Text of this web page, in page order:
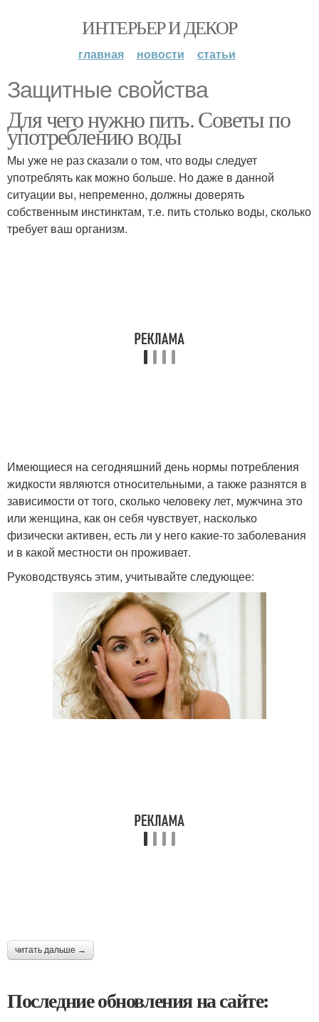
ИНТЕРЬЕР И ДЕКОР
главная новости статьи
Защитные свойства
Для чего нужно пить. Советы по
употреблению воды
Мы уже не раз сказали о том, что воды следует
употреблять как можно больше. Но даже в данной
ситуации вы, непременно, должны доверять
собственным инстинктам, т.е. пить столько воды, сколько
требует ваш организм.
Имеющиеся на сегодняшний день нормы потребления
жидкости являются относительными, а также разнятся в
зависимости от того, сколько человеку лет, мужчина это
или женщина, как он себя чувствует, насколько
физически активен, есть ли у него какие-то заболевания
и в какой местности он проживает.
Руководствуясь этим, учитывайте следующее:
читать дальше →
Последние обновления на сайте: